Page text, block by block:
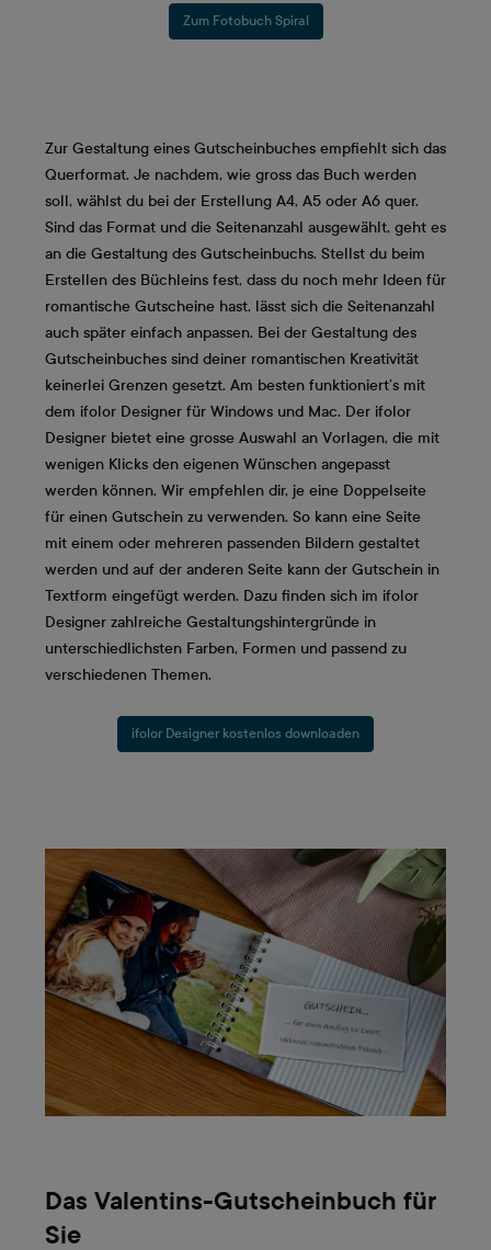
Zum Fotobuch Spiral
Zur Gestaltung eines Gutscheinbuches empfiehlt sich das
Querformat. Je nachdem, wie gross das Buch werden
soll, wählst du bei der Erstellung A4, A5 oder A6 quer.
Sind das Format und die Seitenanzahl ausgewählt, geht es
an die Gestaltung des Gutscheinbuchs. Stellst du beim
Erstellen des Büchleins fest, dass du noch mehr Ideen für
romantische Gutscheine hast, lässt sich die Seitenanzahl
auch später einfach anpassen. Bei der Gestaltung des
Gutscheinbuches sind deiner romantischen Kreativität
keinerlei Grenzen gesetzt. Am besten funktioniert’s mit
dem ifolor Designer für Windows und Mac. Der ifolor
Designer bietet eine grosse Auswahl an Vorlagen, die mit
wenigen Klicks den eigenen Wünschen angepasst
werden können. Wir empfehlen dir, je eine Doppelseite
für einen Gutschein zu verwenden. So kann eine Seite
mit einem oder mehreren passenden Bildern gestaltet
werden und auf der anderen Seite kann der Gutschein in
Textform eingefügt werden. Dazu finden sich im ifolor
Designer zahlreiche Gestaltungshintergründe in
unterschiedlichsten Farben, Formen und passend zu
verschiedenen Themen.
ifolor Designer kostenlos downloaden
Das Valentins-Gutscheinbuch für
Sie